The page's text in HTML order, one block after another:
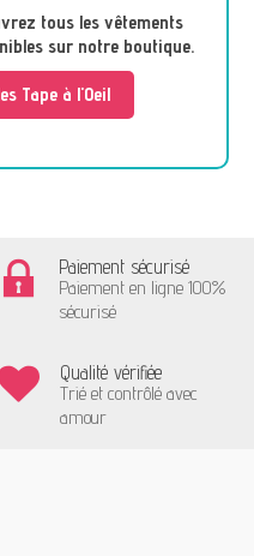
tous les vêtements
sur notre boutique.
Tape à l'Oeil
Paiement sécurisé
Paiement en ligne 100%
sécurisé
Qualité vérifiée
Trié et contrôlé avec
amour